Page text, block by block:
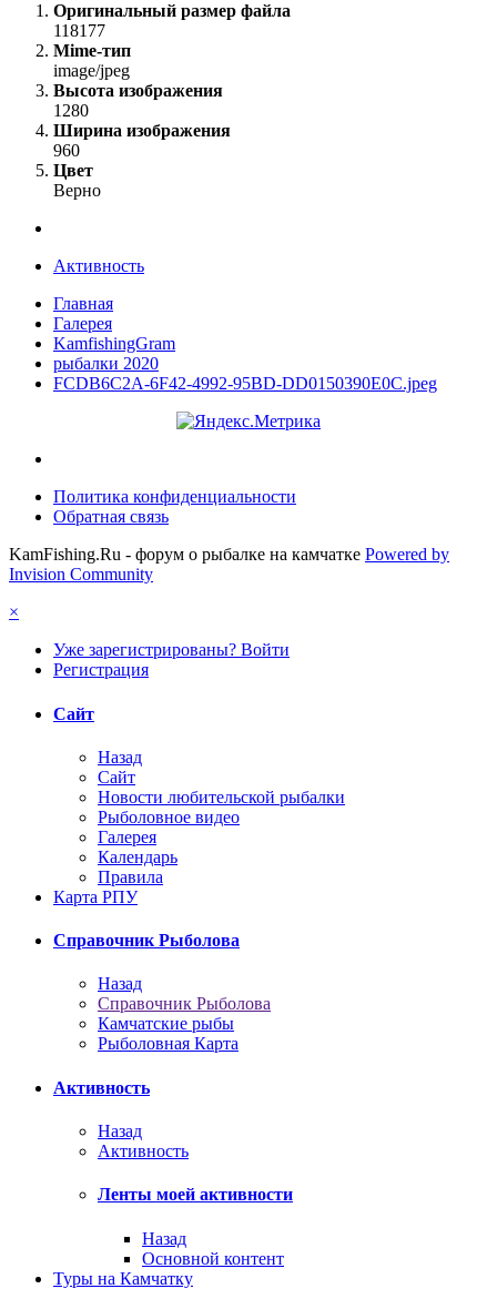
Оригинальный размер файла
118177
Mime-тип
image/jpeg
Высота изображения
1280
Ширина изображения
960
Цвет
Верно
Активность
Главная
Галерея
KamfishingGram
рыбалки 2020
FCDB6C2A-6F42-4992-95BD-DD0150390E0C.jpeg
Политика конфиденциальности
Обратная связь
KamFishing.Ru - форум о рыбалке на камчатке Powered by
Invision Community
×
Уже зарегистрированы? Войти
Регистрация
Сайт
Назад
Сайт
Новости любительской рыбалки
Рыболовное видео
Галерея
Календарь
Правила
Карта РПУ
Справочник Рыболова
Назад
Справочник Рыболова
Камчатские рыбы
Рыболовная Карта
Активность
Назад
Активность
Ленты моей активности
Назад
Основной контент
Туры на Камчатку